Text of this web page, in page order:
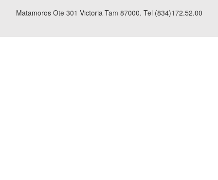
Matamoros Ote 301 Victoria Tam 87000. Tel (834)172.52.00